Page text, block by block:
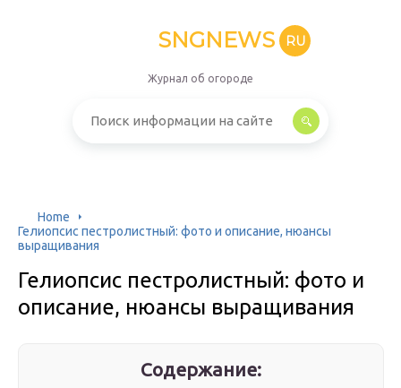
SNGNEWS RU
Журнал об огороде
Home
Гелиопсис пестролистный: фото и описание, нюансы
выращивания
Гелиопсис пестролистный: фото и
описание, нюансы выращивания
Содержание: